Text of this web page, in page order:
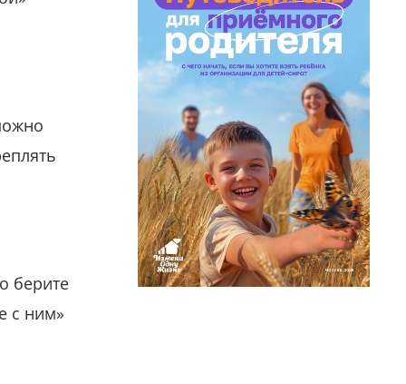
берите
с ним»